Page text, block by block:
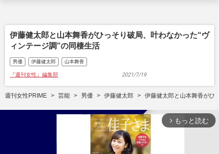
伊藤健太郎と山本舞香がひっそり破局、叶わなかった“ヴ
ィンテージ調”の同棲生活
男優 伊藤健太郎 山本舞香
『週刊女性』編集部 2021/7/19
週刊女性PRIME 芸能 男優 伊藤健太郎 伊藤健太郎と山本舞香がひ
arrow_forward_ios もっと読む